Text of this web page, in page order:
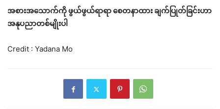
အစားအသောက်ကို ဖွယ်ဖွယ်ရာရာ စေတနာထား ချက်ပြုတ်ခြင်းဟာ
အနုပညာတစ်မျိုးပါ
Credit : Yadana Mo